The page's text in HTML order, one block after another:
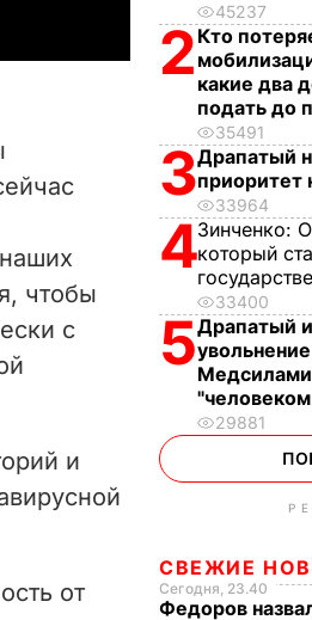
чтобы
с
и
от
45237
2 Кто
какие два
подать до
35491
3Драпатый
приоритет
33964
4Зинченко:
который
33400
5Драпатый
Медсилами
29881
СВЕЖИЕ
Сегодня, 23.40
Федоров